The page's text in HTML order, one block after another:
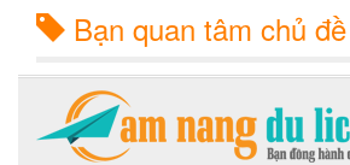
Bạn quan tâm chủ